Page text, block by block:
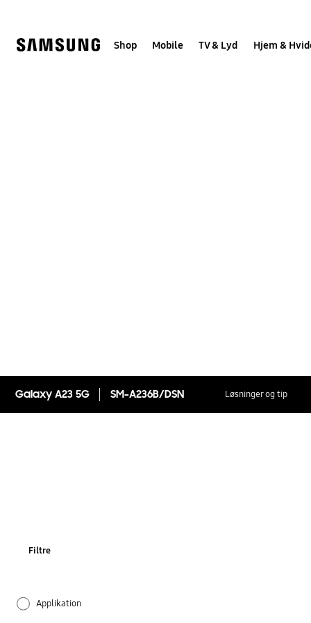
Shop Mobile TV & Lyd Hjem &
Galaxy A23 5G SM-A236B/DSN Løsninger og tip
Filtre
Applikation